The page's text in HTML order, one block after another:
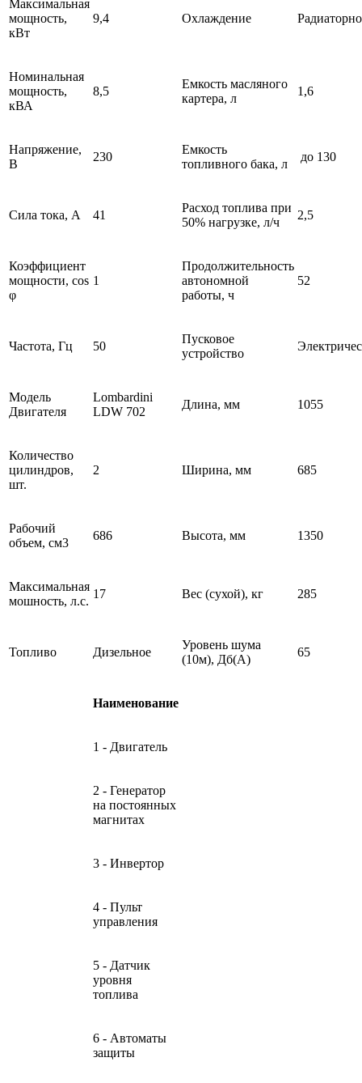
Максимальная
мощность,
кВт
9,4 Охлаждение
Номинальная
мощность,
кВА
8,5
Емкость масляного
картера, л
1,6
Напряжение,
В
230
Емкость
топливного бака, л
до 130
Сила тока, А 41
Расход топлива при
50% нагрузке, л/ч
2,5
Коэффициент
мощности, cos
φ
1
Продолжительность
автономной
работы, ч
52
Частота, Гц 50
Пусковое
устройство
Модель
Двигателя
Lombardini
LDW 702
Длина, мм 1055
Количество
цилиндров,
шт.
2 Ширина, мм 685
Рабочий
объем, см3
686 Высота, мм 1350
Максимальная
мошность, л.с.
17 Вес (сухой), кг 285
Топливо Дизельное
Уровень шума
(10м), Дб(А)
65
Наименование
1 - Двигатель
2 - Генератор
на постоянных
магнитах
3 - Инвертор
4 - Пульт
управления
5 - Датчик
уровня
топлива
6 - Автоматы
защиты